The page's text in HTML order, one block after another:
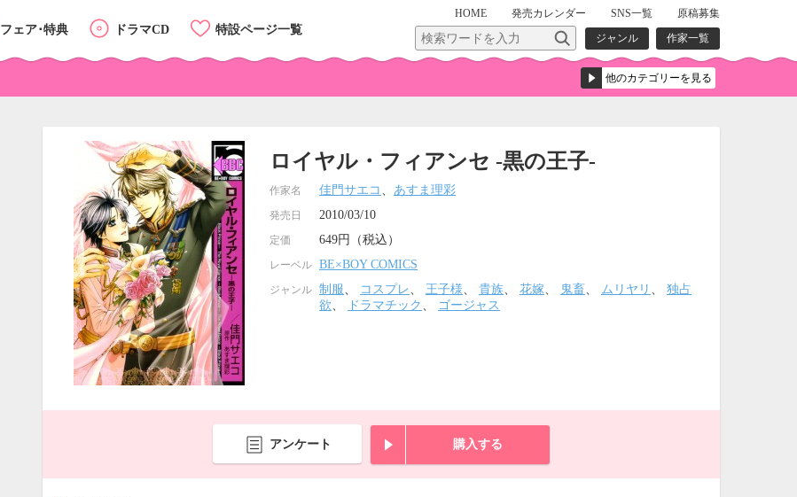
HOME 発売カレンダー SNS一覧
原稿募集
ジャンル
作家一覧
フェア･特典 ドラマCD 特設ページ一覧
ロイヤル・フィアンセ -黒の王子-
作家名 佳門サエコ 、 あすま理彩
発売日 2010/03/10
定価 649円（税込）
レーベル BE×BOY COMICS
ジャンル 制服、 コスプレ 、 王子様、 貴族、 花嫁、 鬼畜、 ムリヤリ 、 独占
欲、 ドラマチック 、 ゴージャス
アンケート 購入する